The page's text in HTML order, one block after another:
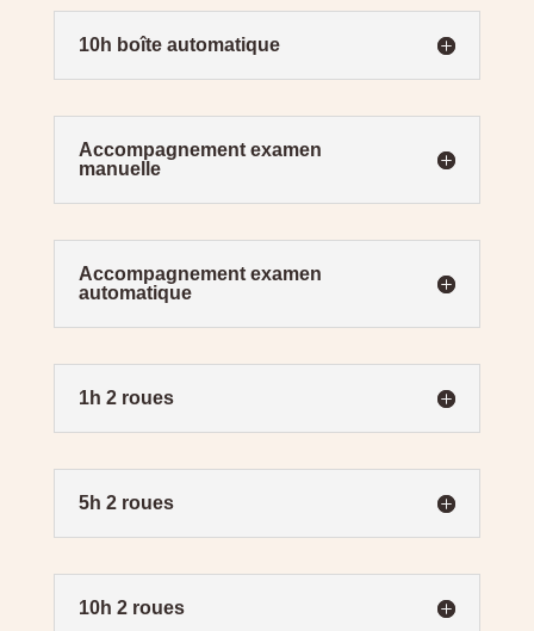
10h boîte automatique
Accompagnement examen
manuelle
Accompagnement examen
automatique
1h 2 roues
5h 2 roues
10h 2 roues